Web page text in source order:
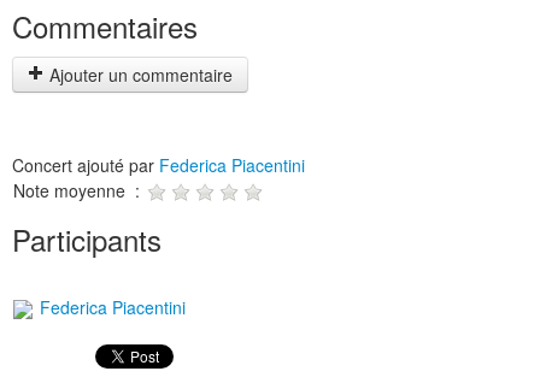
Commentaires
Ajouter un commentaire
Concert ajouté par Federica Piacentini
Note moyenne :
Participants
Federica Piacentini